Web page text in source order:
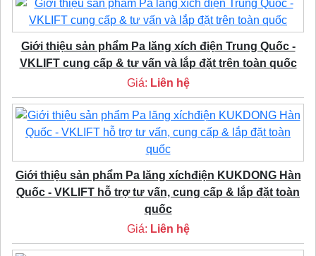
Giới thiệu sản phẩm Pa lăng xích điện Trung Quốc -
VKLIFT cung cấp & tư vấn và lắp đặt trên toàn quốc
Giá: Liên hệ
Giới thiệu sản phẩm Pa lăng xíchđiện KUKDONG Hàn
Quốc - VKLIFT hỗ trợ tư vấn, cung cấp & lắp đặt toàn
quốc
Giá: Liên hệ